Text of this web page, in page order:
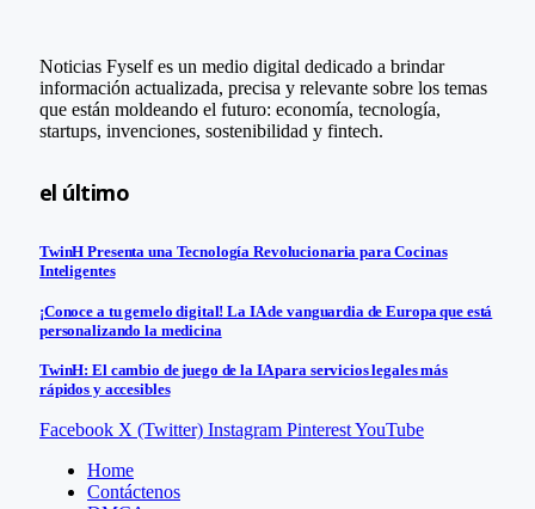
Noticias Fyself es un medio digital dedicado a brindar
información actualizada, precisa y relevante sobre los temas
que están moldeando el futuro: economía, tecnología,
startups, invenciones, sostenibilidad y fintech.
el último
TwinH Presenta una Tecnología Revolucionaria para Cocinas
Inteligentes
¡Conoce a tu gemelo digital! La IA de vanguardia de Europa que está
personalizando la medicina
TwinH: El cambio de juego de la IA para servicios legales más
rápidos y accesibles
Facebook X (Twitter) Instagram PinterestYouTube
Home
Contáctenos